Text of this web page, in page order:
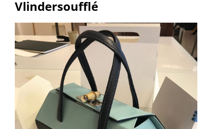
Vlindersoufflé